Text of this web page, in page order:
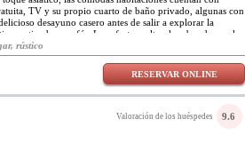
TV y su propio cuarto de baño privado, algunas con
desayuno casero antes de salir a explorar la
tiendas y cafés. Las ofertas culturales abundan en la
el día en fascinantes museos.
rústico
RESERVAR ONLINE
Valoración de los huéspedes 9.6